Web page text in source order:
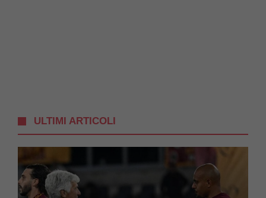
ULTIMI ARTICOLI